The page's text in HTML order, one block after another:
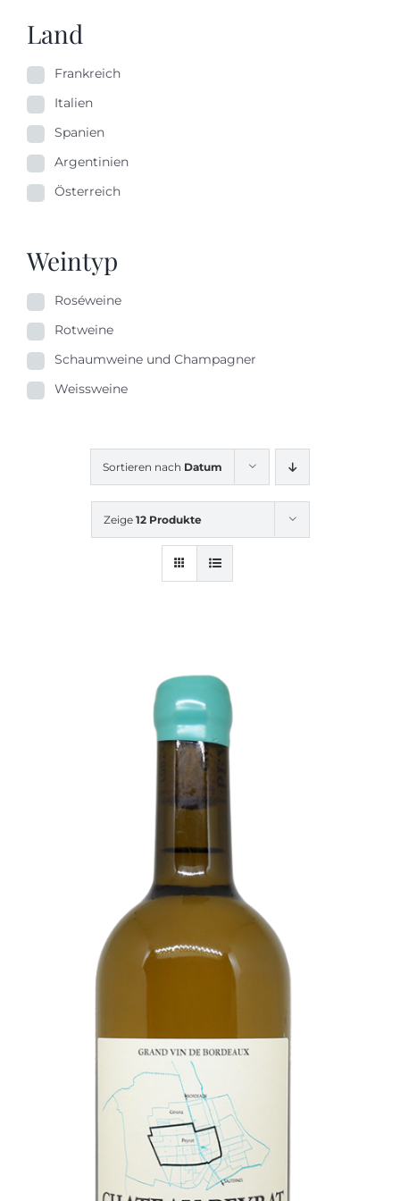
Sortieren nach Datum
Zeige 12 Produkte
Land
Frankreich
Italien
Spanien
Argentinien
Österreich
Weintyp
Roséweine
Rotweine
Schaumweine und Champagner
Weissweine